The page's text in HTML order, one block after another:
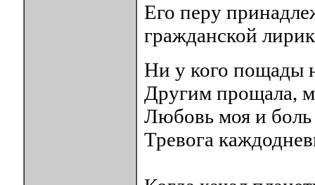
Его перу
гражданской
Ни у кого пощады
Другим прощала,
Любовь моя и боль
Тревога